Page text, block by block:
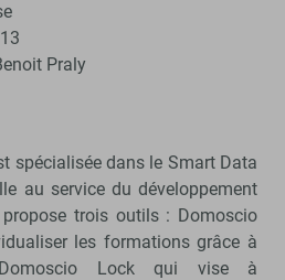
Praly
spécialisée dans le Smart Data
au service du développement
trois outils : Domoscio
les formations grâce à
Domoscio Lock qui vise à